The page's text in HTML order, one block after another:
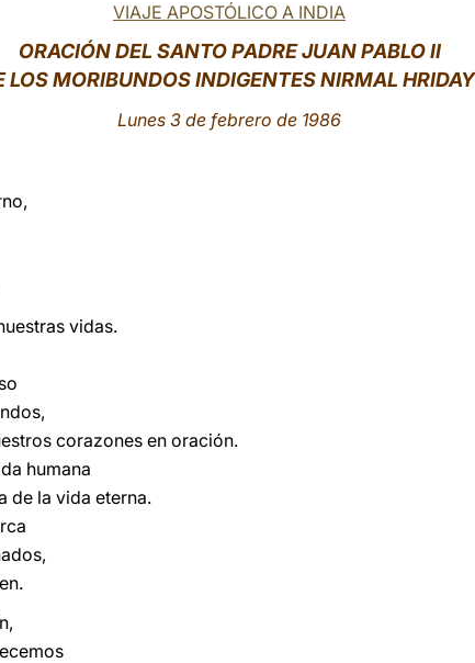
VIAJE APOSTÓLICO A INDIA
ORACIÓN DEL SANTO PADRE JUAN PABLO II
LOS MORIBUNDOS INDIGENTES NIRMAL
Lunes 3 de febrero de 1986
vidas.
corazones en oración.
humana
de la vida eterna.